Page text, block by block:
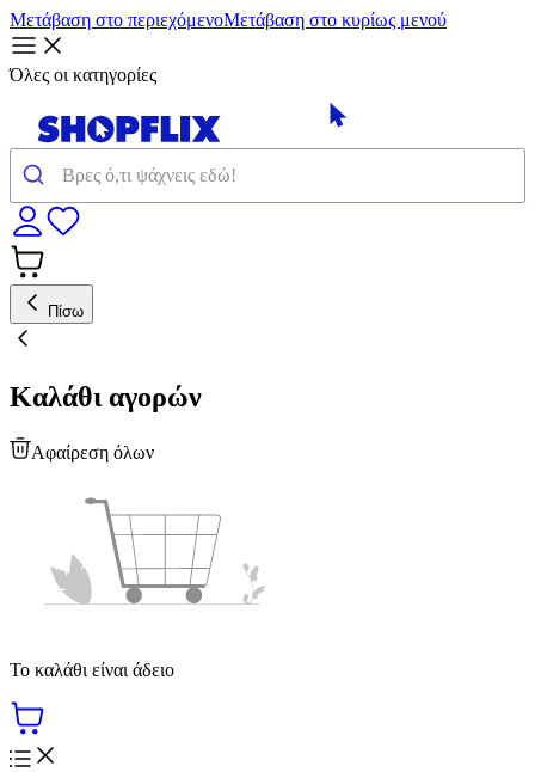
Μετάβαση στο περιεχόμενοΜετάβαση στο κυρίως μενού
Όλες οι κατηγορίες
Πίσω
Καλάθι αγορών
Αφαίρεση όλων
Το καλάθι είναι άδειο